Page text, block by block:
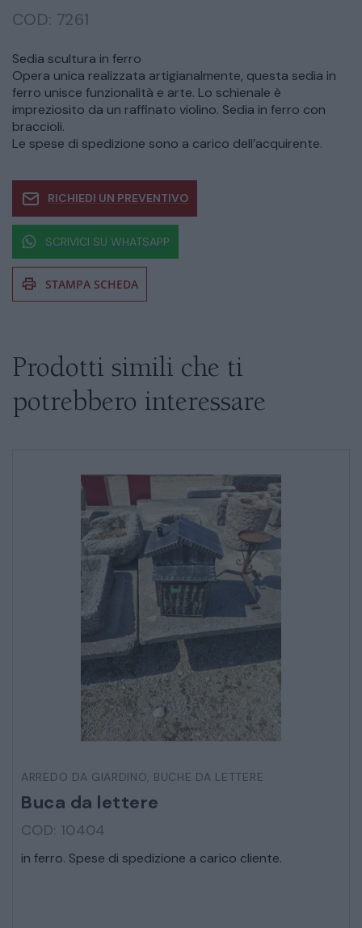
COD: 7261
Sedia scultura in ferro
Opera unica realizzata artigianalmente, questa sedia in
ferro unisce funzionalità e arte. Lo schienale è
impreziosito da un raffinato violino. Sedia in ferro con
braccioli.
Le spese di spedizione sono a carico dell’acquirente.
RICHIEDI UN PREVENTIVO
SCRIVICI SU WHATSAPP
STAMPA SCHEDA
esitate a chiedere informazioni
Prodotti simili che ti
potrebbero interessare
ARREDO DA GIARDINO, BUCHE DA LETTERE
Buca da lettere
COD: 10404
in ferro. Spese di spedizione a carico cliente.